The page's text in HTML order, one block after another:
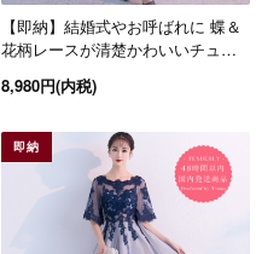
【即納】結婚式やお呼ばれに 蝶＆
花柄レースが清楚かわいいチュー
ルドッキングのフィッシュテール
ドレス
8,980円(内税)
即納